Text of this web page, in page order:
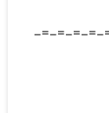
-=-=-=-=-